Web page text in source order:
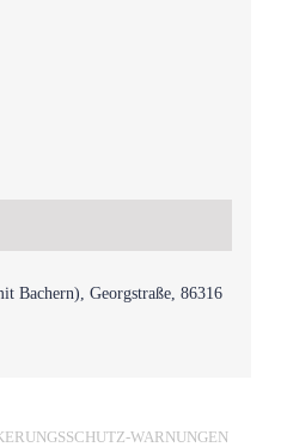
Bachern), Georgstraße, 86316
WARNUNGEN